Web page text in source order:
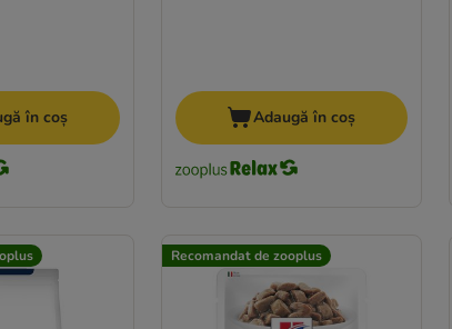
în coș Adaugă în coș
Recomandat de zooplus